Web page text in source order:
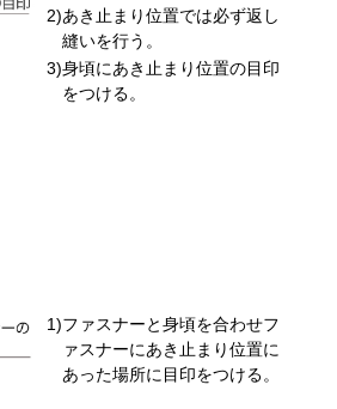
あき止まり位置では必ず返し
縫いを行う。
身頃にあき止まり位置の目印
をつける。
ファスナーと身頃を合わせフ
ァスナーにあき止まり位置に
あった場所に目印をつける。